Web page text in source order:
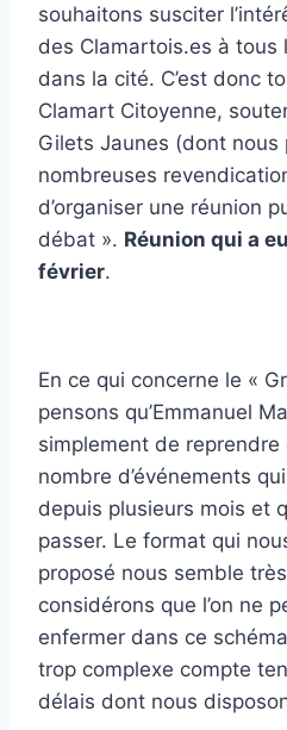
souhaitons susciter
des Clamartois.es à tous
dans la cité. C’est donc
Clamart Citoyenne,
Gilets Jaunes (dont nous
nombreuses
d’organiser une réunion
débat ». Réunion qui a
février.
En ce qui concerne le «
pensons qu’Emmanuel
simplement de
nombre d’événements
depuis plusieurs mois et
passer. Le format qui
proposé nous semble
considérons que l’on ne
enfermer dans ce
trop complexe compte
délais dont nous